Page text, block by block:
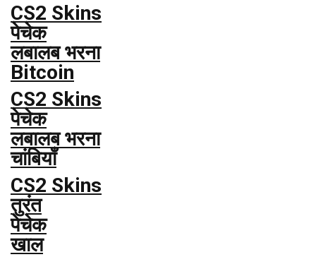
CS2 Skins
पेचेक
लबालब भरना
Bitcoin
CS2 Skins
पेचेक
लबालब भरना
चांबियाँ
CS2 Skins
तुरंत
पेचेक
खाल